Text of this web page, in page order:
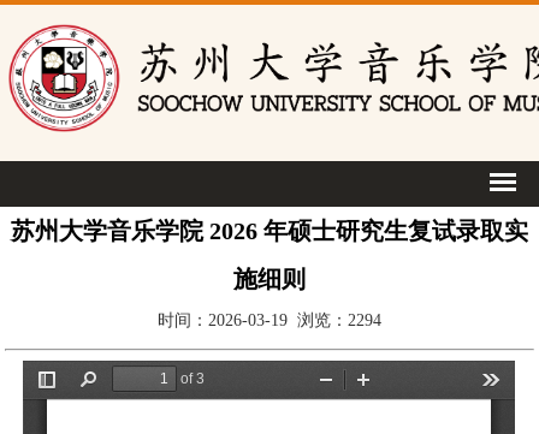
苏州大学音乐学院 2026 年硕士研究生复试录取实
施细则
时间：2026-03-19 浏览： 2294